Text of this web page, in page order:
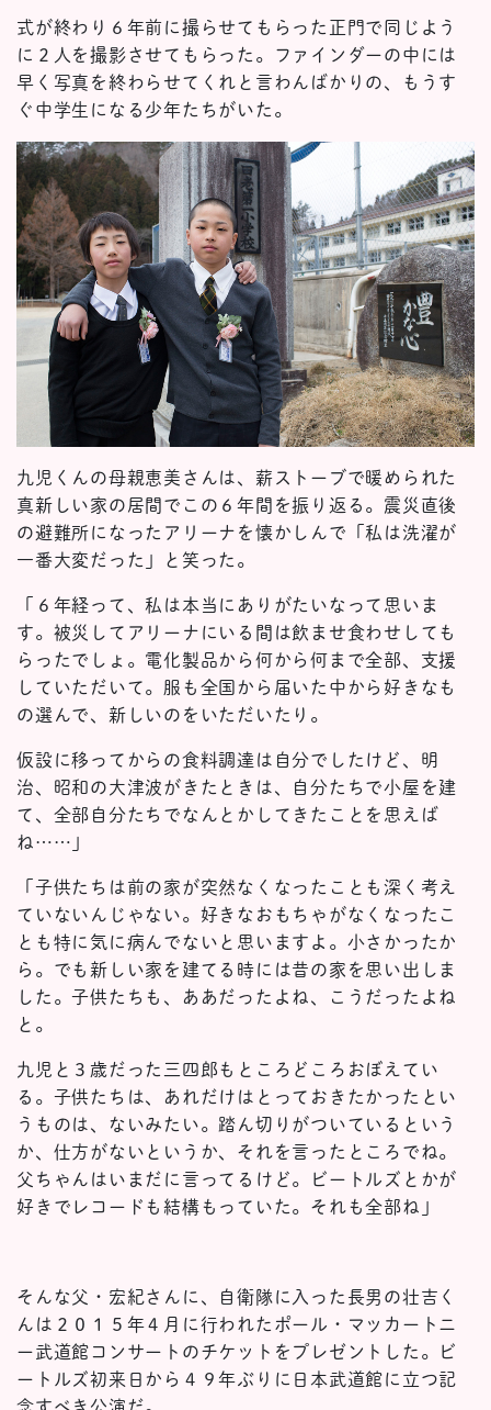
式が終わり６年前に撮らせてもらった正門で同じよう
に２人を撮影させてもらった。ファインダーの中には
早く写真を終わらせてくれと言わんばかりの、もうす
ぐ中学生になる少年たちがいた。
九児くんの母親恵美さんは、薪ストーブで暖められた
真新しい家の居間でこの６年間を振り返る。震災直後
の避難所になったアリーナを懐かしんで「私は洗濯が
一番大変だった」と笑った。
「６年経って、私は本当にありがたいなって思いま
す。被災してアリーナにいる間は飲ませ食わせしても
らったでしょ。電化製品から何から何まで全部、支援
していただいて。服も全国から届いた中から好きなも
の選んで、新しいのをいただいたり。
仮設に移ってからの食料調達は自分でしたけど、明
治、昭和の大津波がきたときは、自分たちで小屋を建
て、全部自分たちでなんとかしてきたことを思えば
ね……」
「子供たちは前の家が突然なくなったことも深く考え
ていないんじゃない。好きなおもちゃがなくなったこ
とも特に気に病んでないと思いますよ。小さかったか
ら。でも新しい家を建てる時には昔の家を思い出しま
した。子供たちも、ああだったよね、こうだったよね
と。
九児と３歳だった三四郎もところどころおぼえてい
る。子供たちは、あれだけはとっておきたかったとい
うものは、ないみたい。踏ん切りがついているという
か、仕方がないというか、それを言ったところでね。
父ちゃんはいまだに言ってるけど。ビートルズとかが
好きでレコードも結構もっていた。それも全部ね」
そんな父・宏紀さんに、自衛隊に入った長男の壮吉く
んは２０１５年４月に行われたポール・マッカートニ
ー武道館コンサートのチケットをプレゼントした。ビ
ートルズ初来日から４９年ぶりに日本武道館に立つ記